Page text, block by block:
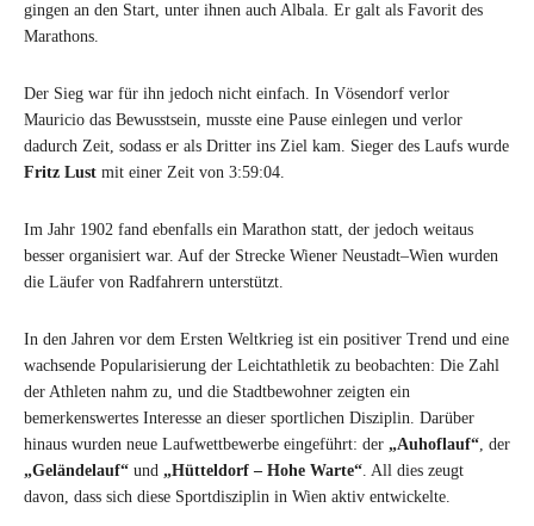
gingen an den Start, unter ihnen auch Albala. Er galt als Favorit des
Marathons.
Der Sieg war für ihn jedoch nicht einfach. In Vösendorf verlor
Mauricio das Bewusstsein, musste eine Pause einlegen und verlor
dadurch Zeit, sodass er als Dritter ins Ziel kam. Sieger des Laufs wurde
Fritz Lust mit einer Zeit von 3:59:04.
Im Jahr 1902 fand ebenfalls ein Marathon statt, der jedoch weitaus
besser organisiert war. Auf der Strecke Wiener Neustadt–Wien wurden
die Läufer von Radfahrern unterstützt.
In den Jahren vor dem Ersten Weltkrieg ist ein positiver Trend und eine
wachsende Popularisierung der Leichtathletik zu beobachten: Die Zahl
der Athleten nahm zu, und die Stadtbewohner zeigten ein
bemerkenswertes Interesse an dieser sportlichen Disziplin. Darüber
hinaus wurden neue Laufwettbewerbe eingeführt: der „Auhoflauf“, der
„Geländelauf“ und „Hütteldorf – Hohe Warte“. All dies zeugt
davon, dass sich diese Sportdisziplin in Wien aktiv entwickelte.